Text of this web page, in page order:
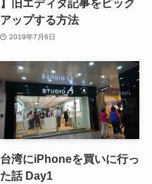
】旧エディタ記事をピック
アップする方法
2019年7月6日
台湾にiPhoneを買いに行っ
た話 Day1